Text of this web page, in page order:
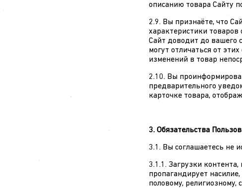
описанию товара Сайту
2.9. Вы признаёте, что
характеристики
Сайт доводит до вашего
могут отличаться от
изменений в товар
2.10. Вы
предварительного
карточке товара,
3. Обязательства
3.1. Вы соглашаетесь не
3.1.1. Загрузки
пропагандирует
половому,